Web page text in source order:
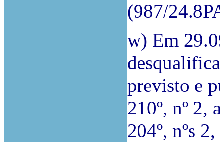
(987/
w) Em
previsto e
210º, nº 2,
204º, nºs